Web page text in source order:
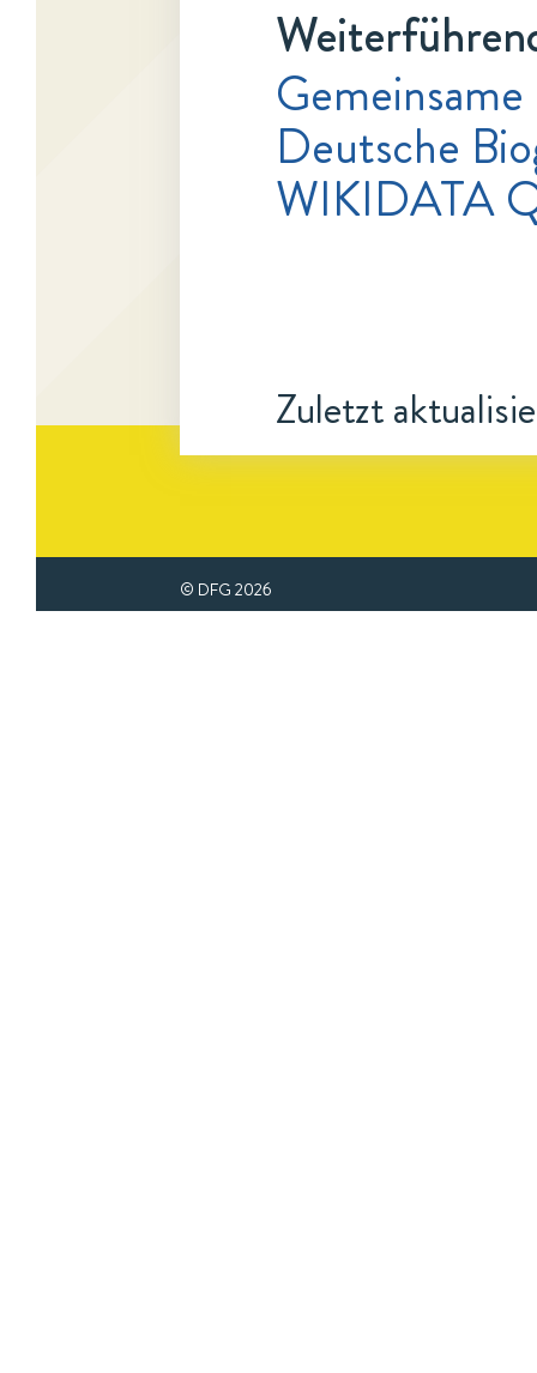
Deutsche
WIKIDATA
Zuletzt
© DFG 2026